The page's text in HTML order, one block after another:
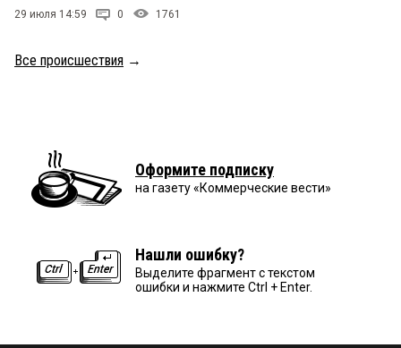
29 июля 14:59 0 1761
Все происшествия →
Оформите подписку
на газету «Коммерческие вести»
Нашли ошибку?
Выделите фрагмент с текстом
ошибки и нажмите Ctrl + Enter.